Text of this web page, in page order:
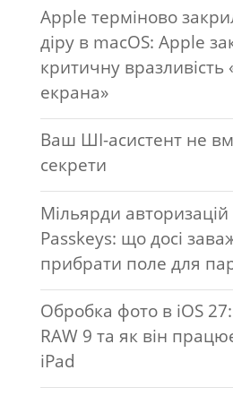
Apple терміново
діру в macOS: Apple
критичну вразливість
екрана»
Ваш ШІ-асистент не
секрети
Мільярди
Passkeys: що досі
прибрати поле для
Обробка фото в iOS
RAW 9 та як він
iPad